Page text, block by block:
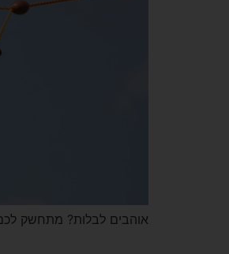
אוהבים לבלות? מתחשק לכם לשבור